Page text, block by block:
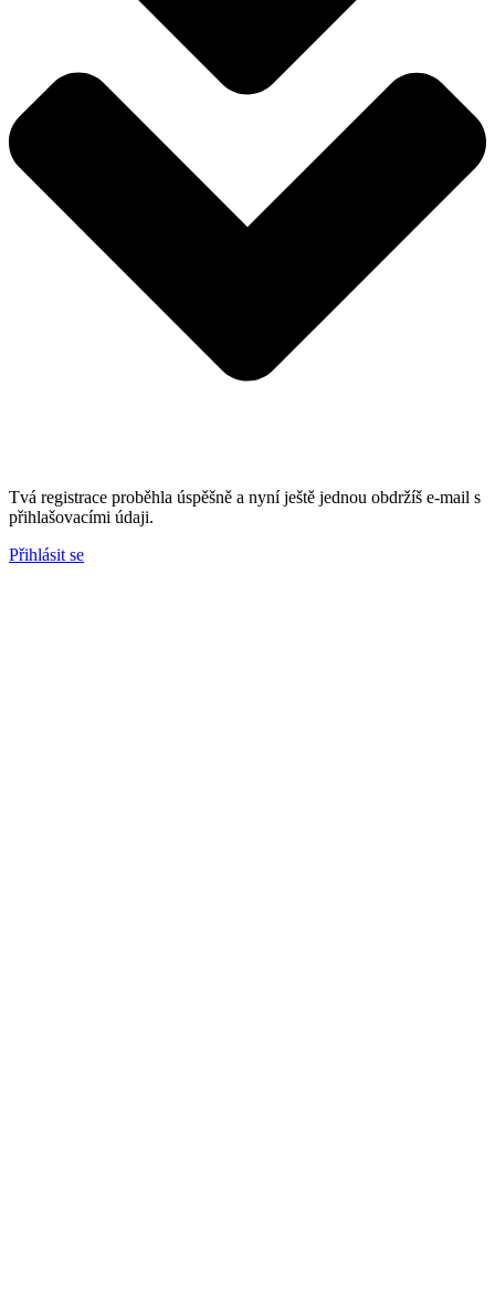
Tvá registrace proběhla úspěšně a nyní ještě jednou obdržíš e-mail s
přihlašovacími údaji.
Přihlásit se